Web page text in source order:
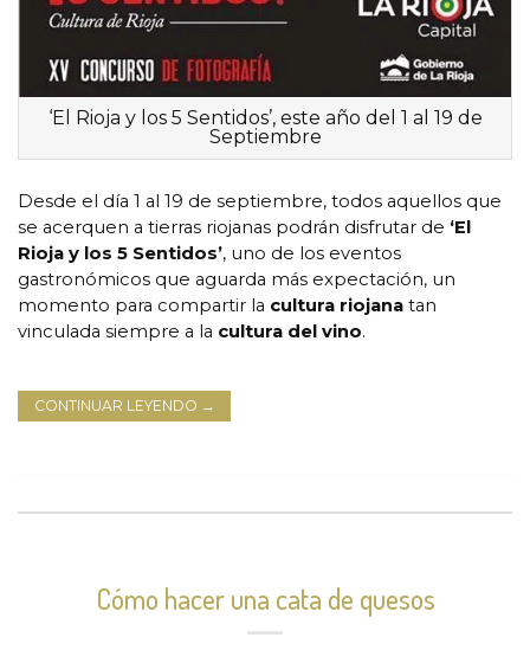
‘El Rioja y los 5 Sentidos’, este año del 1 al 19 de
Septiembre
Desde el día 1 al 19 de septiembre, todos aquellos que
se acerquen a tierras riojanas podrán disfrutar de ‘El
Rioja y los 5 Sentidos’, uno de los eventos
gastronómicos que aguarda más expectación, un
momento para compartir la cultura riojana tan
vinculada siempre a la cultura del vino.
CONTINUAR LEYENDO →
Cómo hacer una cata de quesos